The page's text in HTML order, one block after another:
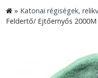
» Katonai régiségek,
Feldertő/ Ejtőernyős